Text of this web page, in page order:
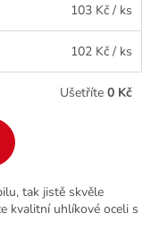
103 Kč / ks
102 Kč / ks
Ušetříte 0 Kč
tak jistě skvěle
kvalitní uhlíkové oceli s